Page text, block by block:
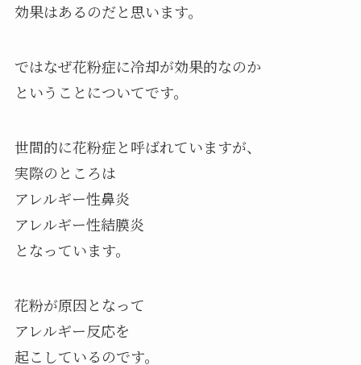
効果はあるのだと思います。
ではなぜ花粉症に冷却が効果的なのか
ということについてです。
世間的に花粉症と呼ばれていますが、
実際のところは
アレルギー性鼻炎
アレルギー性結膜炎
となっています。
花粉が原因となって
アレルギー反応を
起こしているのです。